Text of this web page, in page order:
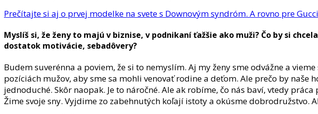
Prečítajte si aj o prvej modelke na svete s Downovým syndróm. A rovno pre
Myslíš si, že ženy to majú v biznise, v podnikaní ťažšie ako muži? Čo by si
dostatok motivácie, sebadôvery?
Budem suverénna a poviem, že si to nemyslím. Aj my ženy sme odvážne a
pozíciách mužov, aby sme sa mohli venovať rodine a deťom. Ale prečo by
jednoduché. Skôr naopak. Je to náročné. Ale ak robíme, čo nás baví, vtedy
Žime svoje sny. Vyjdime zo zabehnutých koľají istoty a okúsme dobrodružstvo.